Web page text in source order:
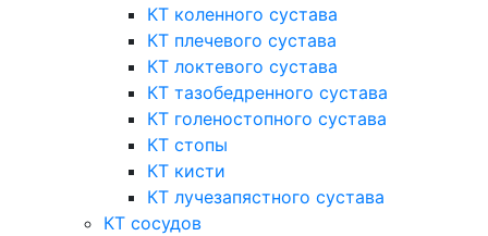
КТ коленного сустава
КТ плечевого сустава
КТ локтевого сустава
КТ тазобедренного сустава
КТ голеностопного сустава
КТ стопы
КТ кисти
КТ лучезапястного сустава
КТ сосудов